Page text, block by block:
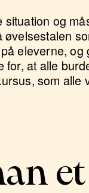
og
eleverne,
at alle
som alle
et